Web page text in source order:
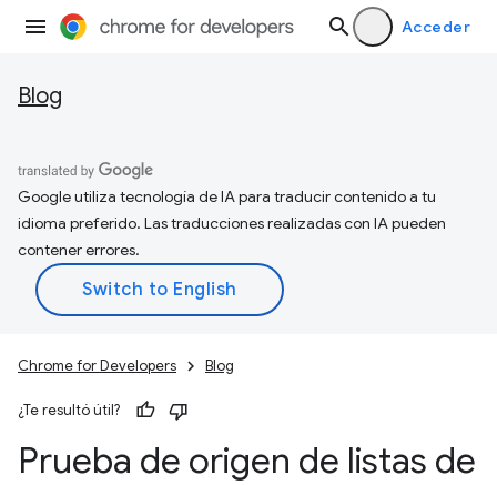
Acceder
Blog
Google utiliza tecnología de IA para traducir contenido a tu
idioma preferido. Las traducciones realizadas con IA pueden
contener errores.
Chrome for Developers Blog
¿Te resultó útil?
Prueba de origen de listas de